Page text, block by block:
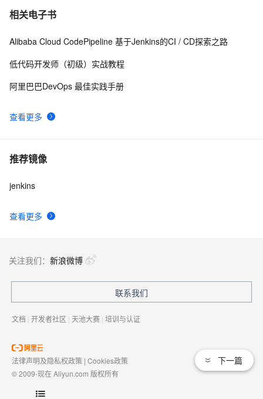
10
相关电子书
查看更多
Alibaba Cloud CodePipeline 基于Jenkins的CI / CD探索之路
低代码开发师（初级）实战教程
阿里巴巴DevOps 最佳实践手册
推荐镜像
查看更多
jenkins
下一篇
关注我们： 新浪微博
联系我们
文档 | 开发者社区 | 天池大赛 | 培训与认证
法律声明及隐私权政策 | Cookies政策
© 2009-现在 Aliyun.com 版权所有